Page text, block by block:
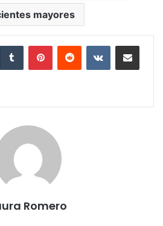
mayores
Tumblr PinterestReddit VKontakteShare via Email
Romero